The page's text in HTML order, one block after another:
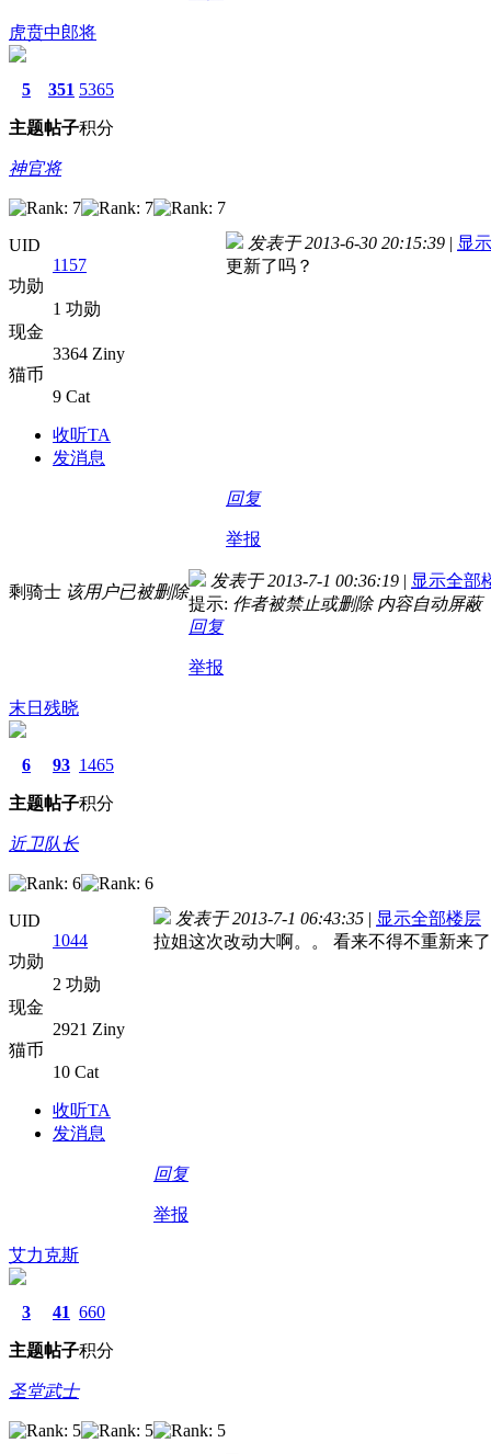
虎贲中郎将
5
主题
351
帖子
5365
积分
神官将
UID
1157
功勋
1 功勋
现金
3364 Ziny
猫币
9 Cat
收听TA
发消息
发表于 2013-6-30 20:15:39 | 显
更新了吗？
回复
举报
剩骑士 该用户已被删除
发表于 2013-7-1 00:36:19 | 显示全部
提示: 作者被禁止或删除 内容自动屏蔽
回复
举报
末日残晓
6
主题
93
帖子
1465
积分
近卫队长
UID
1044
功勋
2 功勋
现金
2921 Ziny
猫币
10 Cat
收听TA
发消息
发表于 2013-7-1 06:43:35 | 显示全部楼层
拉姐这次改动大啊。。 看来不得不重新来
回复
举报
艾力克斯
3
主题
41
帖子
660
积分
圣堂武士